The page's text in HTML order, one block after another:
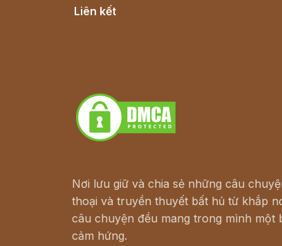
Liên kết
Nơi lưu giữ và chia sẻ những câu
thoại và truyền thuyết bất hủ từ khắp
câu chuyện đều mang trong mình một
cảm hứng.